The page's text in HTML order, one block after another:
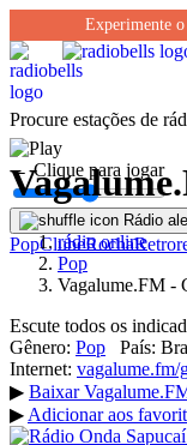
Experimente
Procure estações de
← Clique para jogar
Rádio
PopClubeRochaRetro
rádio online
Pop
Vagalume.FM -
Escute todos os
Gênero: Pop País:
Internet: vagalume.fm/
▶ Baixar
▶ Adicionar aos